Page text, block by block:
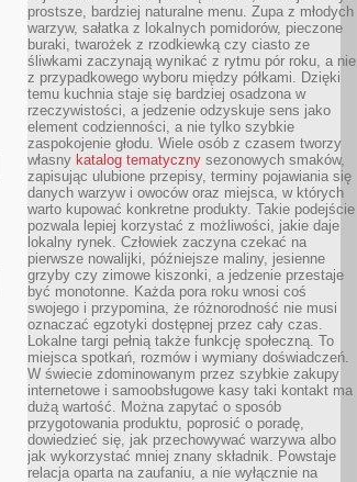
prostsze, bardziej naturalne menu. Zupa z młodych
warzyw, sałatka z lokalnych pomidorów, pieczone
buraki, twarożek z rzodkiewką czy ciasto ze
śliwkami zaczynają wynikać z rytmu pór roku, a nie
z przypadkowego wyboru między półkami. Dzięki
temu kuchnia staje się bardziej osadzona w
rzeczywistości, a jedzenie odzyskuje sens jako
element codzienności, a nie tylko szybkie
zaspokojenie głodu. Wiele osób z czasem tworzy
własny katalog tematyczny sezonowych smaków,
zapisując ulubione przepisy, terminy pojawiania się
danych warzyw i owoców oraz miejsca, w których
warto kupować konkretne produkty. Takie podejście
pozwala lepiej korzystać z możliwości, jakie daje
lokalny rynek. Człowiek zaczyna czekać na
pierwsze nowalijki, późniejsze maliny, jesienne
grzyby czy zimowe kiszonki, a jedzenie przestaje
być monotonne. Każda pora roku wnosi coś
swojego i przypomina, że różnorodność nie musi
oznaczać egzotyki dostępnej przez cały czas.
Lokalne targi pełnią także funkcję społeczną. To
miejsca spotkań, rozmów i wymiany doświadczeń.
W świecie zdominowanym przez szybkie zakupy
internetowe i samoobsługowe kasy taki kontakt ma
dużą wartość. Można zapytać o sposób
przygotowania produktu, poprosić o poradę,
dowiedzieć się, jak przechowywać warzywa albo
jak wykorzystać mniej znany składnik. Powstaje
relacja oparta na zaufaniu, a nie wyłącznie na